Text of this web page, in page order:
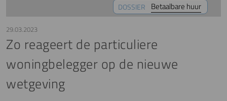
DOSSIER Betaalbare huur
29.03.2023
Zo reageert de particuliere
woningbelegger op de nieuwe
wetgeving